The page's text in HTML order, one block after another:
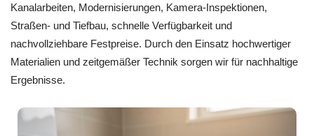
Kanalarbeiten, Modernisierungen, Kamera-Inspektionen,
Straßen- und Tiefbau, schnelle Verfügbarkeit und
nachvollziehbare Festpreise. Durch den Einsatz hochwertiger
Materialien und zeitgemäßer Technik sorgen wir für nachhaltige
Ergebnisse.